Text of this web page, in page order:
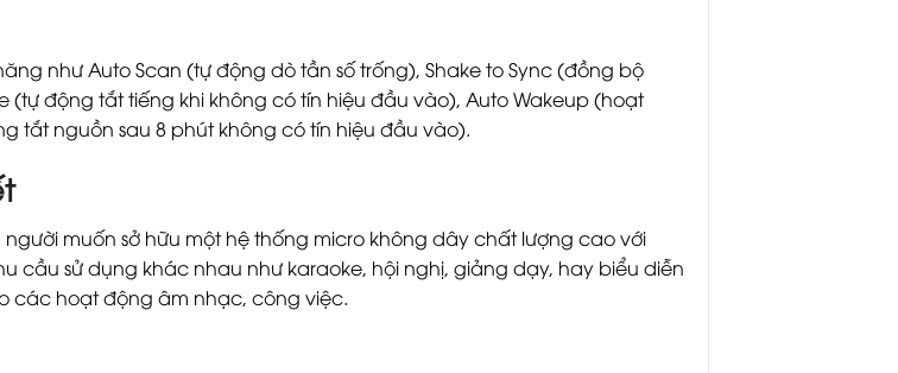
như Auto Scan (tự động dò tần số trống), Shake to Sync (đồng bộ
động tắt tiếng khi không có tín hiệu đầu vào), Auto Wakeup (hoạt
tắt nguồn sau 8 phút không có tín hiệu đầu vào).
muốn sở hữu một hệ thống micro không dây chất lượng cao với
cầu sử dụng khác nhau như karaoke, hội nghị, giảng dạy, hay biểu diễn
các hoạt động âm nhạc, công việc.